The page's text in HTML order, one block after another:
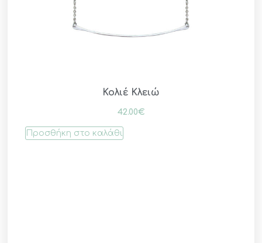
Κολιέ Κλειώ
42.00€
Προσθήκη στο καλάθι